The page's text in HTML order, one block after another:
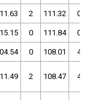
2 111.32 0
0 111.84 0
0 108.01 4
2 108.47 4